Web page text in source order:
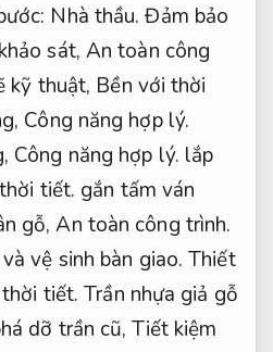
Nhà thầu. Đảm bảo
sát, An toàn công
kỹ thuật, Bền với thời
Công năng hợp lý.
Công năng hợp lý. lắp
tiết. gắn tấm ván
gỗ,An toàn công trình.
vệ sinh bàn giao.Thiết
tiết. Trần nhựa giả gỗ
dỡ trần cũ,Tiết kiệm